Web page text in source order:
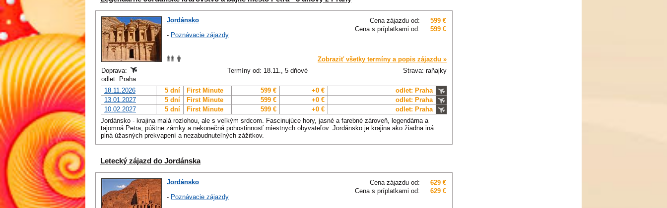
Cena zájazdu od:
599 €
Cena s príplatkami od:
599 €
Jordánsko
- Poznávacie zájazdy
Zobraziť všetky termíny a popis zájazdu »
Doprava:
Termíny od: 18.11., 5 dňové
Strava: raňajky
odlet: Praha
18.11.2026
5 dní First Minute 599 € +0 €
odlet: Praha
13.01.2027
5 dní First Minute 599 € +0 €
odlet: Praha
10.02.2027
5 dní First Minute 599 € +0 €
odlet: Praha
Jordánsko - krajina malá rozlohou, ale s veľkým srdcom. Fascinujúce hory, jasné a farebné zároveň, legendárna a
tajomná Petra, púštne zámky a nekonečná pohostinnosť miestnych obyvateľov. Jordánsko je krajina ako žiadna iná
plná úžasných prekvapení a nezabudnuteľných zážitkov.
Letecký zájazd do Jordánska
Cena zájazdu od:
629 €
Cena s príplatkami od:
629 €
Jordánsko
- Poznávacie zájazdy